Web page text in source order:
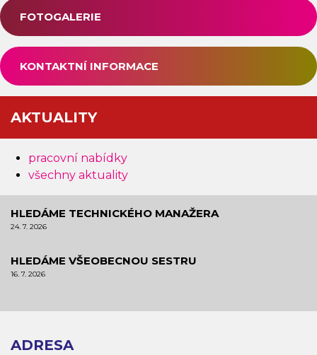
FOTOGALERIE
KONTAKTNÍ INFORMACE
AKTUALITY
pracovní nabídky
všechny aktuality
HLEDÁME TECHNICKÉHO MANAŽERA
24. 7. 2026
HLEDÁME VŠEOBECNOU SESTRU
16. 7. 2026
ADRESA